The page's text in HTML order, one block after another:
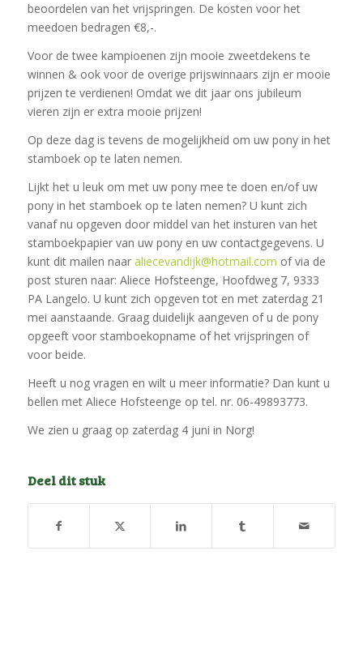
beoordelen van het vrijspringen. De kosten voor het
meedoen bedragen €8,-.
Voor de twee kampioenen zijn mooie zweetdekens te
winnen & ook voor de overige prijswinnaars zijn er mooie
prijzen te verdienen! Omdat we dit jaar ons jubileum
vieren zijn er extra mooie prijzen!
Op deze dag is tevens de mogelijkheid om uw pony in het
stamboek op te laten nemen.
Lijkt het u leuk om met uw pony mee te doen en/of uw
pony in het stamboek op te laten nemen? U kunt zich
vanaf nu opgeven door middel van het insturen van het
stamboekpapier van uw pony en uw contactgegevens. U
kunt dit mailen naar aliecevandijk@hotmail.com of via de
post sturen naar: Aliece Hofsteenge, Hoofdweg 7, 9333
PA Langelo. U kunt zich opgeven tot en met zaterdag 21
mei aanstaande. Graag duidelijk aangeven of u de pony
opgeeft voor stamboekopname of het vrijspringen of
voor beide.
Heeft u nog vragen en wilt u meer informatie? Dan kunt u
bellen met Aliece Hofsteenge op tel. nr. 06-49893773.
We zien u graag op zaterdag 4 juni in Norg!
Deel dit stuk